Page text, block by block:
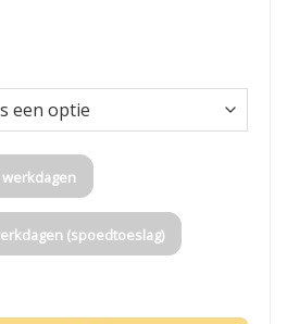
(spoedtoeslag)